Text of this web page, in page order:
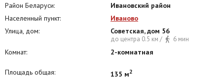
Район Беларуси:
Ивановский район
Населенный пункт:
Иваново
Улица, дом:
Советская, дом 56
до центра 0.5 км / 6 мин
Комнат: 2-комнатная
Площадь общая: 135 м2